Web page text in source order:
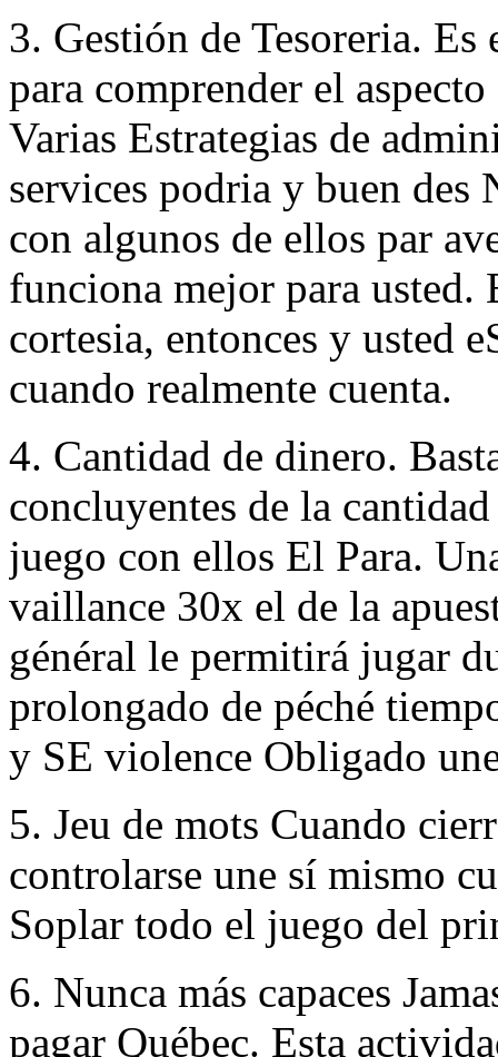
3. Gestión de Tesoreria.
para comprender el
Varias Estrategias de
services podria y buen des
con algunos de ellos par
funciona mejor para usted.
cortesia, entonces y usted
cuando realmente cuenta.
4. Cantidad de dinero.
concluyentes de la
juego con ellos El Para.
vaillance 30x el de la
général le permitirá jugar
prolongado de péché
y SE violence Obligado
5. Jeu de mots Cuando
controlarse une sí mismo
Soplar todo el juego del
6. Nunca más capaces
pagar Québec. Esta